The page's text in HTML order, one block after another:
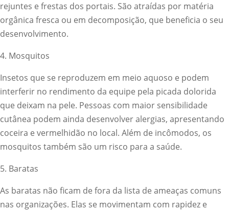
rejuntes e frestas dos portais. São atraídas por matéria
orgânica fresca ou em decomposição, que beneficia o seu
desenvolvimento.
4. Mosquitos
Insetos que se reproduzem em meio aquoso e podem
interferir no rendimento da equipe pela picada dolorida
que deixam na pele. Pessoas com maior sensibilidade
cutânea podem ainda desenvolver alergias, apresentando
coceira e vermelhidão no local. Além de incômodos, os
mosquitos também são um risco para a saúde.
5. Baratas
As baratas não ficam de fora da lista de ameaças comuns
nas organizações. Elas se movimentam com rapidez e